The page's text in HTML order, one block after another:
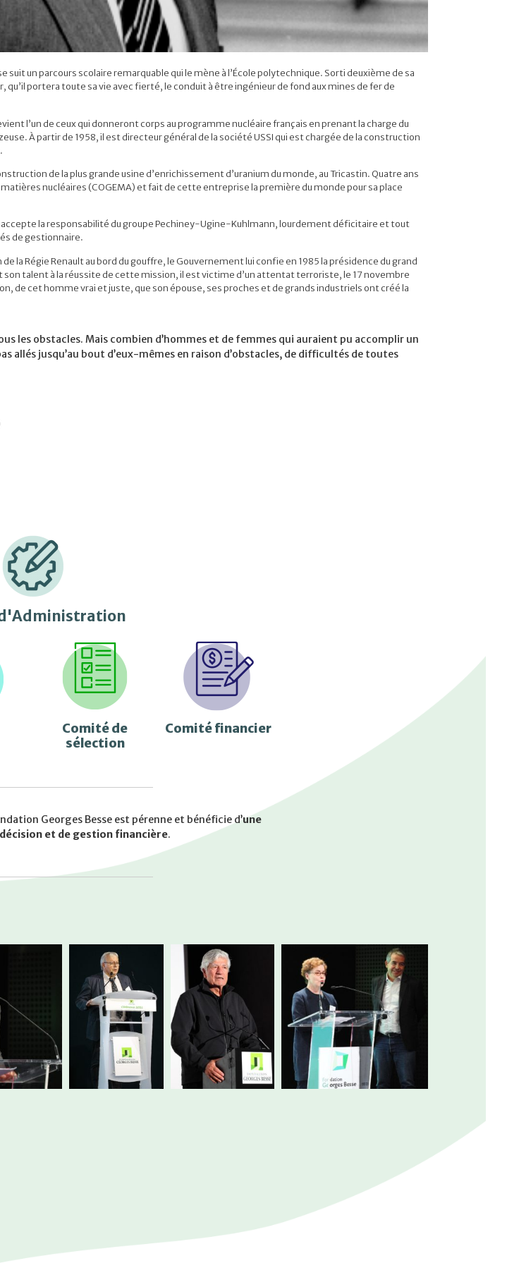
suit un parcours scolaire remarquable qui le mène à l’École polytechnique. Sorti deuxième de sa
portera toute sa vie avec fierté, le conduit à être ingénieur de fond aux mines de fer de
l’un de ceux qui donneront corps au programme nucléaire français en prenant la charge du
À partir de 1958, il est directeur général de la société USSI qui est chargée de la construction
de la plus grande usine d’enrichissement d’uranium du monde, au Tricastin. Quatre ans
nucléaires (COGEMA) et fait de cette entreprise la première du monde pour sa place
accepte la responsabilité du groupe Pechiney-Ugine-Kuhlmann, lourdement déficitaire et tout
de gestionnaire.
la Régie Renault au bord du gouffre, le Gouvernement lui confie en 1985 la présidence du grand
talent à la réussite de cette mission, il est victime d’un attentat terroriste, le 17 novembre
de cet homme vrai et juste, que son épouse, ses proches et de grands industriels ont créé la
les obstacles. Mais combien d’hommes et de femmes qui auraient pu accomplir un
allés jusqu’au bout d’eux-mêmes en raison d’obstacles, de difficultés de toutes
Comité de
sélection
Comité financier
Georges Besse est pérenne et bénéficie d’une
et de gestion financière.